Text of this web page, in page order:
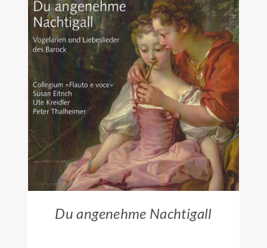
ZUM HÄNDLER
/
DETAILS
Du angenehme Nachtigall